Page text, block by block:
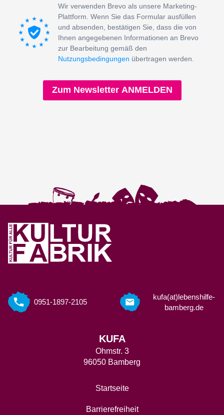
Wir verwenden Brevo als unsere Marketing-
Plattform. Wenn Sie das Formular ausfüllen
und absenden, bestätigen Sie, dass die von
Ihnen angegebenen Informationen an Brevo
zur Bearbeitung gemäß den
Nutzungsbedingungen übertragen werden.
Zum Newsletter ANMELDEN
0951-1897-2105
kufa(at)lebenshilfe-
bamberg.de
KUFA
Ohmstr. 3
96050 Bamberg
Startseite
Barrierefreiheit